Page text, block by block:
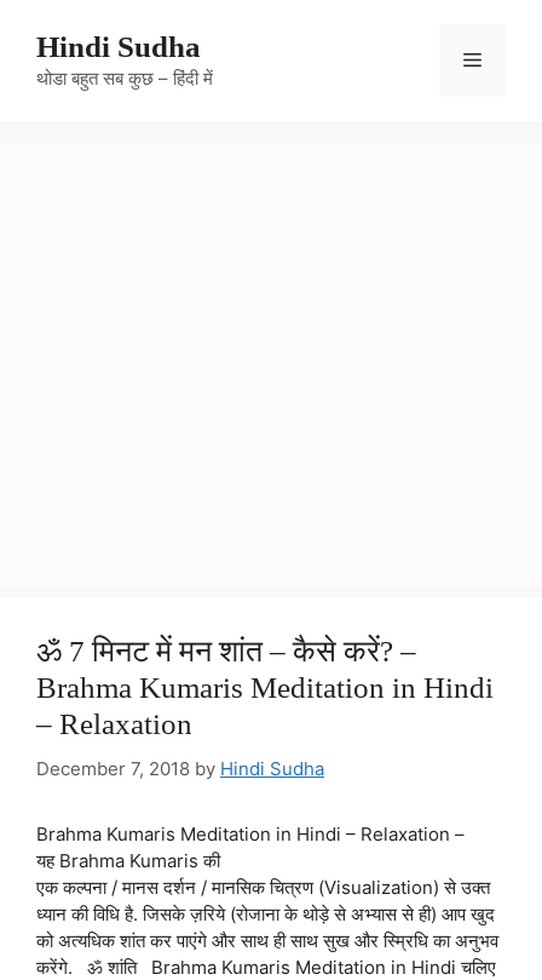
content
Hindi Sudha
थोडा बहुत सब कुछ – हिंदी में
Menu
ॐ 7 मिनट में मन शांत – कैसे करें? –
Brahma Kumaris Meditation in Hindi
– Relaxation
December 7, 2018 by Hindi Sudha
Brahma Kumaris Meditation in Hindi – Relaxation –
यह Brahma Kumaris की
एक कल्पना / मानस दर्शन / मानसिक चित्रण (Visualization) से उक्त
ध्यान की विधि है. जिसके ज़रिये (रोजाना के थोड़े से अभ्यास से ही) आप खुद
को अत्यधिक शांत कर पाएंगे और साथ ही साथ सुख और स्म्रिधि का अनुभव
करेंगे. ॐ शांति Brahma Kumaris Meditation in Hindi चलिए